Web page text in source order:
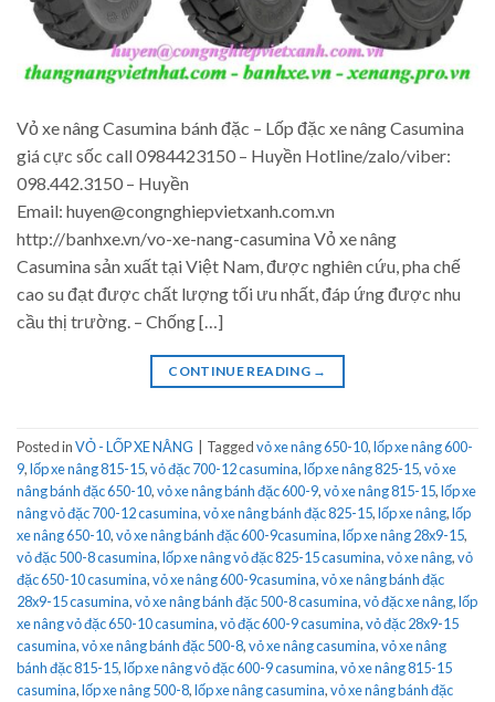
Vỏ xe nâng Casumina bánh đặc – Lốp đặc xe nâng Casumina
giá cực sốc call 0984423150 – Huyền Hotline/zalo/viber:
098.442.3150 – Huyền
Email: huyen@congnghiepvietxanh.com.vn
http://banhxe.vn/vo-xe-nang-casumina Vỏ xe nâng
Casumina sản xuất tại Việt Nam, được nghiên cứu, pha chế
cao su đạt được chất lượng tối ưu nhất, đáp ứng được nhu
cầu thị trường. – Chống […]
CONTINUE READING →
Posted inVỎ - LỐP XE NÂNG Taggedvỏ xe nâng 650-10,lốp xe nâng 600-
9,lốp xe nâng 815-15,vỏ đặc 700-12 casumina,lốp xe nâng 825-15,vỏ xe
nâng bánh đặc 650-10,vỏ xe nâng bánh đặc 600-9,vỏ xe nâng 815-15,lốp xe
nâng vỏ đặc 700-12 casumina,vỏ xe nâng bánh đặc 825-15,lốp xe nâng,lốp
xe nâng 650-10,vỏ xe nâng bánh đặc 600-9casumina,lốp xe nâng 28x9-15,
vỏ đặc 500-8 casumina,lốp xe nâng vỏ đặc 825-15 casumina,vỏ xe nâng,vỏ
đặc 650-10 casumina,vỏ xe nâng 600-9casumina,vỏ xe nâng bánh đặc
28x9-15 casumina,vỏ xe nâng bánh đặc 500-8 casumina,vỏ đặc xe nâng,lốp
xe nâng vỏ đặc 650-10 casumina,vỏ đặc 600-9 casumina,vỏ đặc 28x9-15
casumina,vỏ xe nâng bánh đặc 500-8,vỏ xe nâng casumina,vỏ xe nâng
bánh đặc 815-15,lốp xe nâng vỏ đặc 600-9 casumina,vỏ xe nâng 815-15
casumina,lốp xe nâng 500-8,lốp xe nâng casumina,vỏ xe nâng bánh đặc